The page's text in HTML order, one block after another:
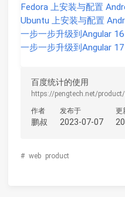
Fedora 上安装与配置
Ubuntu 上安装与配置
一步一步升级到Angular 16
一步一步升级到Angular 17
百度统计的使用
https://pengtech.net/
作者
鹏叔
发布于
2023-07-07
更
# web product